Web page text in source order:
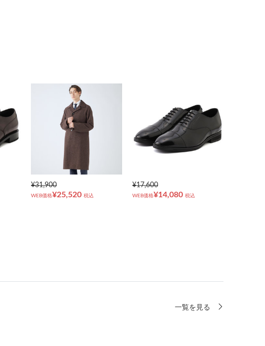
¥31,900
WEB価格¥25,520 税込
¥17,600
WEB価格¥14,080 税込
一覧を見る